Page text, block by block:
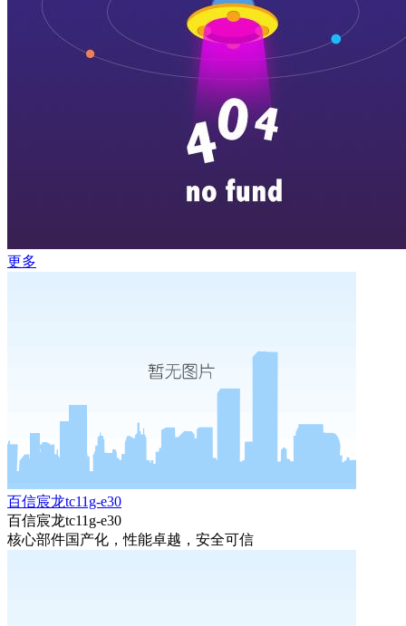
更多
百信宸龙tc11g-e30
百信宸龙tc11g-e30
核心部件国产化，性能卓越，安全可信